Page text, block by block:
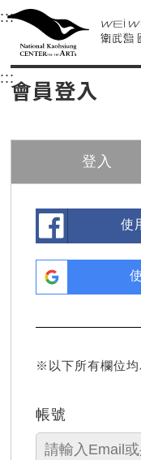
衛武營國家藝
中央內容區塊，為本頁主
:::選單連結區塊，此
衛武營國家
::: 中央內容區塊，
會員登入
登入
使
※以下所有欄位均
帳號